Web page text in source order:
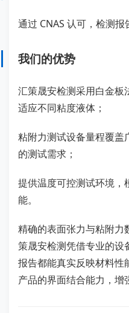
通过 CNAS 认可，检测报
我们的优势
汇策晟安检测采用白金板
适应不同粘度液体；
粘附力测试设备量程覆盖
的测试需求；
提供温度可控测试环境，
能。
精确的表面张力与粘附力
策晟安检测凭借专业的设
报告都能真实反映材料性
产品的界面结合能力，增